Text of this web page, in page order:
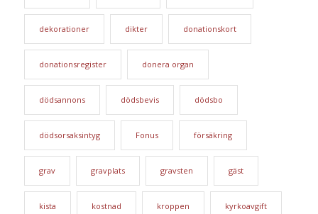
dekorationer dikter donationskort
donationsregister donera organ
dödsannons dödsbevis dödsbo
dödsorsaksintyg Fonus försäkring
grav gravplats gravsten gäst
kista kostnad kroppen kyrkoavgift